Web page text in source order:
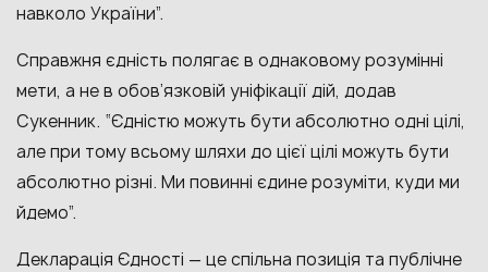
навколо України”.
Справжня єдність полягає в однаковому розумінні
мети, а не в обов’язковій уніфікації дій, додав
Сукенник. “Єдністю можуть бути абсолютно одні цілі,
але при тому всьому шляхи до цієї цілі можуть бути
абсолютно різні. Ми повинні єдине розуміти, куди ми
йдемо”.
Декларація Єдності — це спільна позиція та публічне